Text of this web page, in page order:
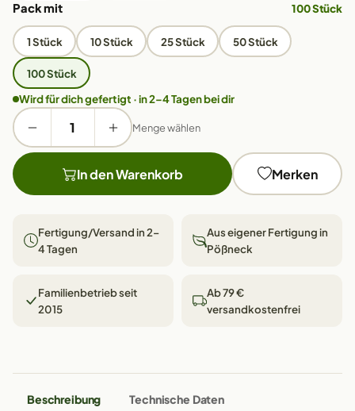
Pack mit 100 Stück
1 Stück 10 Stück 25 Stück 50 Stück
100 Stück
Wird für dich gefertigt · in 2–4 Tagen bei dir
Menge wählen
In den Warenkorb Merken
Fertigung/Versand in 2–
4 Tagen
Aus eigener Fertigung in
Pößneck
Familienbetrieb seit
2015
Ab 79 €
versandkostenfrei
Beschreibung Technische Daten